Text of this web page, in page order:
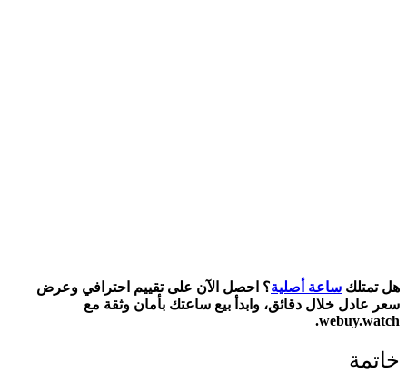
هل تمتلك ساعة أصلية؟ احصل الآن على تقييم احترافي وعرض
سعر عادل خلال دقائق، وابدأ بيع ساعتك بأمان وثقة مع
webuy.watch.
خاتمة